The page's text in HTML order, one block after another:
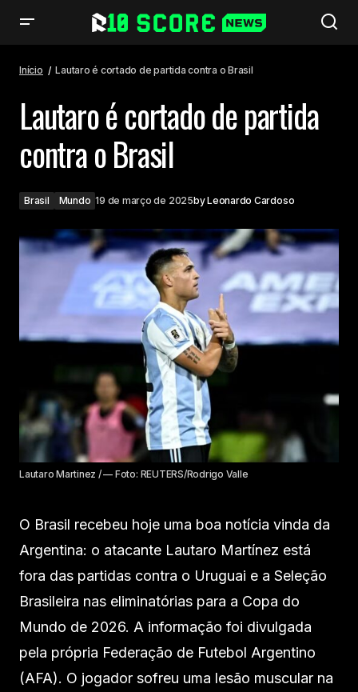
Início Lautaro é cortado de partida contra o Brasil
Lautaro é cortado de partida
contra o Brasil
Brasil Mundo 19 de março de 2025byLeonardo Cardoso
Lautaro Martinez / — Foto: REUTERS/Rodrigo Valle
O Brasil recebeu hoje uma boa notícia vinda da
Argentina: o atacante Lautaro Martínez está
fora das partidas contra o Uruguai e a Seleção
Brasileira nas eliminatórias para a Copa do
Mundo de 2026. A informação foi divulgada
pela própria Federação de Futebol Argentino
(AFA). O jogador sofreu uma lesão muscular na